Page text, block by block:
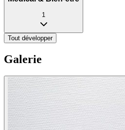
1
Tout développer
Galerie